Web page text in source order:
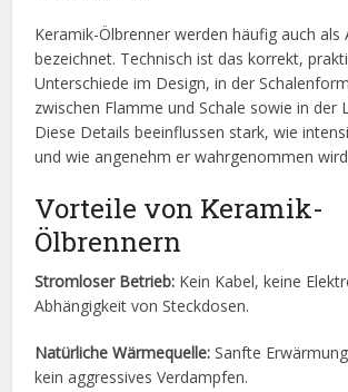
Keramik-Ölbrenner werden häufig auch als
bezeichnet. Technisch ist das korrekt,
Unterschiede im Design, in der
zwischen Flamme und Schale sowie in der
Diese Details beeinflussen stark, wie
und wie angenehm er wahrgenommen
Vorteile von Keramik-
Ölbrennern
Stromloser Betrieb: Kein Kabel, keine
Abhängigkeit von Steckdosen.
Natürliche Wärmequelle: Sanfte
kein aggressives Verdampfen.